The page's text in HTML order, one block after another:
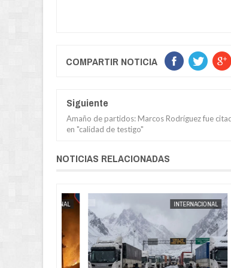
COMPARTIR NOTICIA
Siguiente
Amaño de partidos: Marcos Rodríguez fue
en "calidad de testigo"
NOTICIAS RELACIONADAS
POLICIAL
JORGE MOLINA JORGE MOLINA